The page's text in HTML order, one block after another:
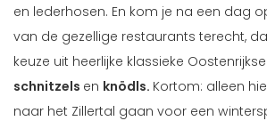
en lederhosen. En kom je na een dag
van de gezellige restaurants terecht,
keuze uit heerlijke klassieke
schnitzels en knödls. Kortom: alleen
naar het Zillertal gaan voor een